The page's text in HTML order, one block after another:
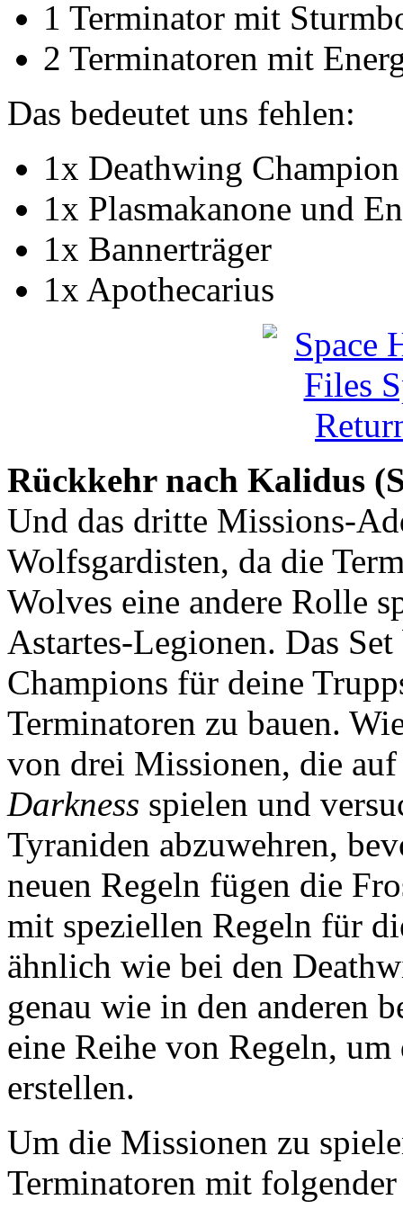
1 Terminator mit
2 Terminatoren mit
Das bedeutet uns fehlen:
1x Deathwing
1x Plasmakanone und
1x Bannerträger
1x Apothecarius
Rückkehr nach Kalidus
Und das dritte Missions-
Wolfsgardisten, da die
Wolves eine andere Rolle
Astartes-Legionen. Das
Champions für deine
Terminatoren zu bauen.
von drei Missionen, die
Darkness spielen und
Tyraniden abzuwehren,
neuen Regeln fügen die
mit speziellen Regeln für
ähnlich wie bei den
genau wie in den anderen
eine Reihe von Regeln,
erstellen.
Um die Missionen zu
Terminatoren mit